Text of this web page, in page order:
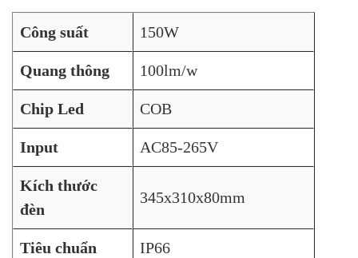
Công suất 150W
Quang thông 100lm/w
Chip Led COB
Input AC85-265V
Kích thước
đèn
345x310x80mm
Tiêu chuẩn IP66